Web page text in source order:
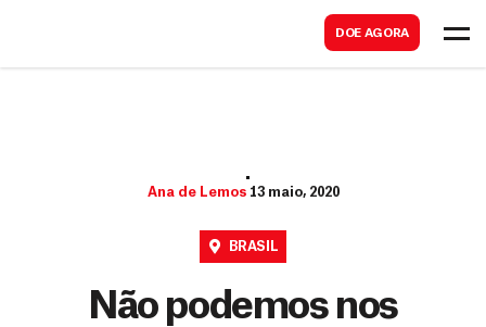
DOE AGORA
Ana de Lemos 13 maio, 2020
BRASIL
Não podemos nos
r